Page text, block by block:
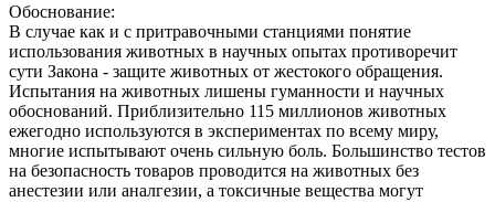
Обоснование:
В случае как и с притравочными станциями понятие
использования животных в научных опытах противоречит
сути Закона - защите животных от жестокого обращения.
Испытания на животных лишены гуманности и научных
обоснований. Приблизительно 115 миллионов животных
ежегодно используются в экспериментах по всему миру,
многие испытывают очень сильную боль. Большинство тестов
на безопасность товаров проводится на животных без
анестезии или аналгезии, а токсичные вещества могут